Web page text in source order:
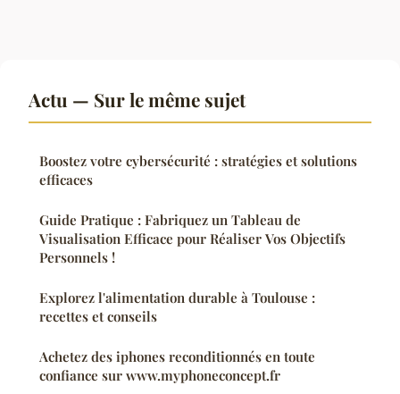
Actu — Sur le même sujet
Boostez votre cybersécurité : stratégies et solutions
efficaces
Guide Pratique : Fabriquez un Tableau de
Visualisation Efficace pour Réaliser Vos Objectifs
Personnels !
Explorez l'alimentation durable à Toulouse :
recettes et conseils
Achetez des iphones reconditionnés en toute
confiance sur www.myphoneconcept.fr